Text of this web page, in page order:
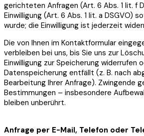
gerichteten Anfragen (Art. 6 Abs. 1 lit. f
Einwilligung (Art. 6 Abs. 1 lit. a DSGVO)
wurde; die Einwilligung ist jederzeit
Die von Ihnen im Kontaktformular
verbleiben bei uns, bis Sie uns zur
Einwilligung zur Speicherung widerrufen
Datenspeicherung entfällt (z. B. nach
Bearbeitung Ihrer Anfrage). Zwingende
Bestimmungen – insbesondere
bleiben unberührt.
Anfrage per E-Mail, Telefon oder